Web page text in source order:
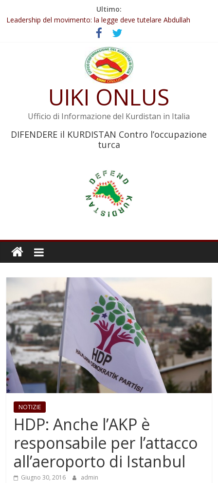
Ultimo:
Abdullah Öcalan: Le legge negativa deve essere trasformata in
legge positiva
Leadership del movimento: la legge deve tutelare Abdullah
Öcalan e l’intero movimento
Commissione donne del KNK: Şengal è di nuovo sotto minaccia
Non tenere conto della situazione di Rêber Apo ostacolerebbe
Il KNK chiede un’azione internazionale contro i crimini di guerra
UIKI ONLUS
Ufficio di Informazione del Kurdistan in Italia
DIFENDERE il KURDISTAN Contro l’occupazione
turca
NOTIZIE
HDP: Anche l’AKP è
responsabile per l’attacco
all’aeroporto di Istanbul
Giugno 30, 2016 admin